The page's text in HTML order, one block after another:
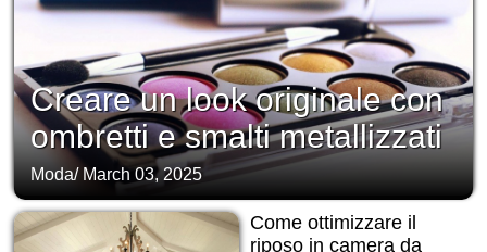
Creare un look originale con
ombretti e smalti metallizzati
Moda/ March 03, 2025
Come ottimizzare il
riposo in camera da